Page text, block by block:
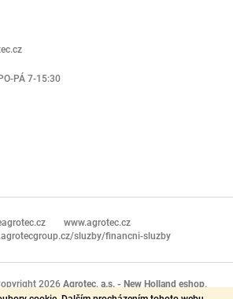
PÁ 7-15:30
www.agrotec.cz
sluzby/financni-sluzby
2026Agrotec, a.s. - New Holland eshop.